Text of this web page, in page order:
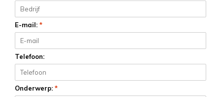
E-mail: *
Telefoon:
Onderwerp: *